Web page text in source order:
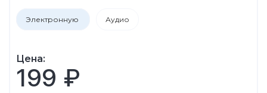
Электронную Аудио
Цена:
199 ₽